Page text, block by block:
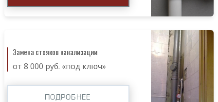
Замена стояков канализации
от 8 000 руб. «под ключ»
ПОДРОБНЕЕ